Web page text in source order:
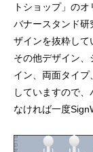
トショップ」のオ
バナースタンド研
ザインを抜粋して
その他デザイン
イン、両面タイ
していますので
なければ一度